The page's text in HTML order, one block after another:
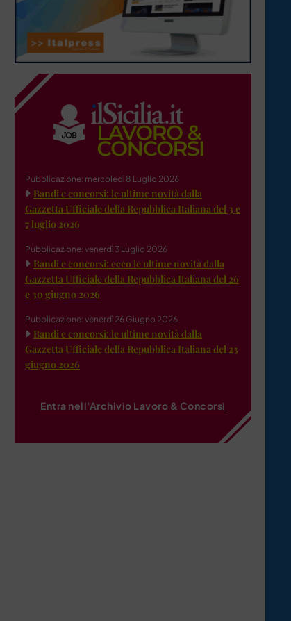
Pubblicazione: mercoledì 8 Luglio 2026
Bandi e concorsi: le ultime novità dalla
Gazzetta Ufficiale della Repubblica Italiana del 3 e
7 luglio 2026
Pubblicazione: venerdì 3 Luglio 2026
Bandi e concorsi: ecco le ultime novità dalla
Gazzetta Ufficiale della Repubblica Italiana del 26
e 30 giugno 2026
Pubblicazione: venerdì 26 Giugno 2026
Bandi e concorsi: le ultime novità dalla
Gazzetta Ufficiale della Repubblica Italiana del 23
giugno 2026
Entra nell'Archivio Lavoro & Concorsi